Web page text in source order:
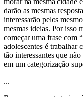
morar na mesma cidade
darão as mesmas
interessarão pelos
mesmas ideias. Por isso
começar uma frase com “
adolescentes é trabalhar
tão interessantes que
em um categorização
...